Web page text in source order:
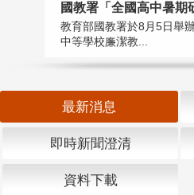
國教署「全國高中暑期
教育部國教署於8月5日舉
中等學校廉潔教...
最新消息
即時新聞澄清
資料下載